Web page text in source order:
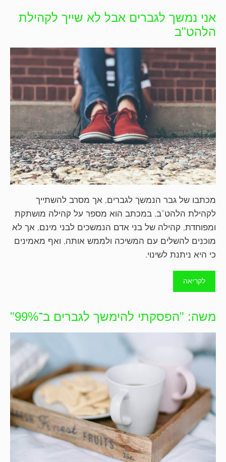
אני נמשך לגברים אבל לא שייך לקהילת
הלהט"ב
מכתבו של גבר הנמשך לגברים, אך מסרב להשתייך
לקהילת הלהט"ב. במכתב הוא מספר על קהילה מושתקת
ומפוחדת, קהילה של בני אדם הנמשכים לבני מינם, אך לא
מוכנים להשלים עם המשיכה ולממש אותה, ואף מאמינים
כי היא ניתנת לשינוי.
לקריאה
משה: "הפסקתי להימשך לגברים ב־99%"